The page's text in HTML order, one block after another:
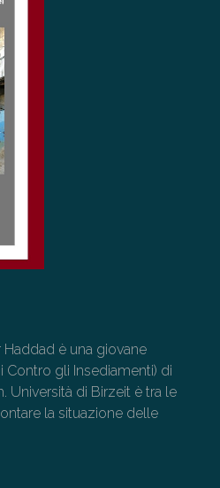
è una giovane
Contro gli Insediamenti) di
Università di Birzeit è tra le
la situazione delle